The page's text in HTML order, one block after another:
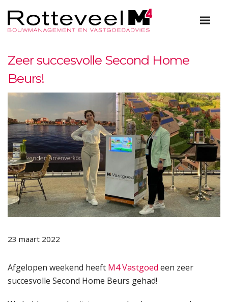
Zeer succesvolle Second Home
Beurs!
23 maart 2022
Afgelopen weekend heeft M4 Vastgoed een zeer
succesvolle Second Home Beurs gehad!